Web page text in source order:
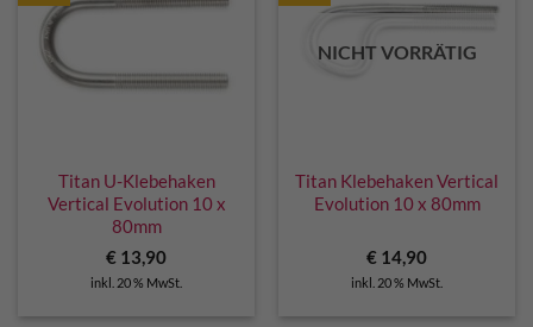
Titan U-Klebehaken
Vertical Evolution 10 x
80mm
€ 13,90
inkl. 20 % MwSt.
NICHT VORRÄTIG
Titan Klebehaken Vertical
Evolution 10 x 80mm
€ 14,90
inkl. 20 % MwSt.